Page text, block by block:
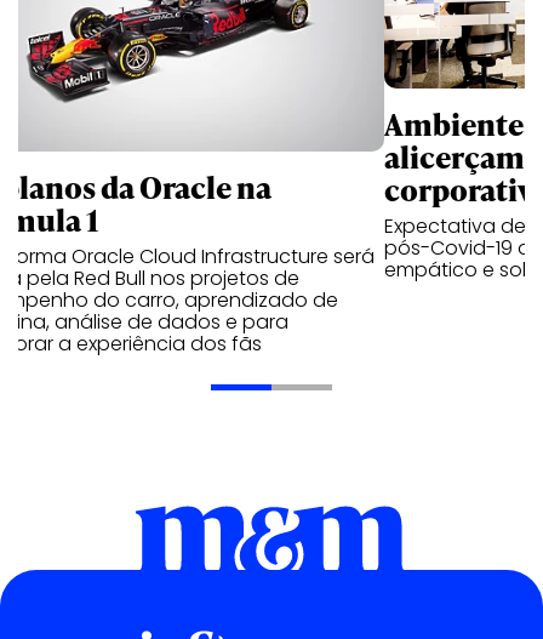
da Oracle na
1
Oracle Cloud Infrastructure será
pela Red Bull nos projetos de
do carro, aprendizado de
análise de dados e para
a experiência dos fãs
Ambientes
alicerçam
Expectativa de
pós-Covid-19
empático e